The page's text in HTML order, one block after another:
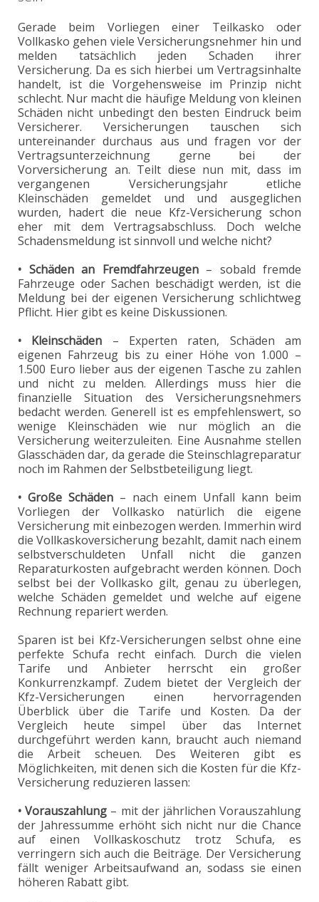
Gerade beim Vorliegen einer Teilkasko oder
Vollkasko gehen viele Versicherungsnehmer hin und
melden tatsächlich jeden Schaden ihrer
Versicherung. Da es sich hierbei um Vertragsinhalte
handelt, ist die Vorgehensweise im Prinzip nicht
schlecht. Nur macht die häufige Meldung von kleinen
Schäden nicht unbedingt den besten Eindruck beim
Versicherer. Versicherungen tauschen sich
untereinander durchaus aus und fragen vor der
Vertragsunterzeichnung gerne bei der
Vorversicherung an. Teilt diese nun mit, dass im
vergangenen Versicherungsjahr etliche
Kleinschäden gemeldet und und ausgeglichen
wurden, hadert die neue Kfz-Versicherung schon
eher mit dem Vertragsabschluss. Doch welche
Schadensmeldung ist sinnvoll und welche nicht?
• Schäden an Fremdfahrzeugen– sobald fremde
Fahrzeuge oder Sachen beschädigt werden, ist die
Meldung bei der eigenen Versicherung schlichtweg
Pflicht. Hier gibt es keine Diskussionen.
• Kleinschäden – Experten raten, Schäden am
eigenen Fahrzeug bis zu einer Höhe von 1.000 –
1.500 Euro lieber aus der eigenen Tasche zu zahlen
und nicht zu melden. Allerdings muss hier die
finanzielle Situation des Versicherungsnehmers
bedacht werden. Generell ist es empfehlenswert, so
wenige Kleinschäden wie nur möglich an die
Versicherung weiterzuleiten. Eine Ausnahme stellen
Glasschäden dar, da gerade die Steinschlagreparatur
noch im Rahmen der Selbstbeteiligung liegt.
• Große Schäden– nach einem Unfall kann beim
Vorliegen der Vollkasko natürlich die eigene
Versicherung mit einbezogen werden. Immerhin wird
die Vollkaskoversicherung bezahlt, damit nach einem
selbstverschuldeten Unfall nicht die ganzen
Reparaturkosten aufgebracht werden können. Doch
selbst bei der Vollkasko gilt, genau zu überlegen,
welche Schäden gemeldet und welche auf eigene
Rechnung repariert werden.
Sparen ist bei Kfz-Versicherungen selbst ohne eine
perfekte Schufa recht einfach. Durch die vielen
Tarife und Anbieter herrscht ein großer
Konkurrenzkampf. Zudem bietet der Vergleich der
Kfz-Versicherungen einen hervorragenden
Überblick über die Tarife und Kosten. Da der
Vergleich heute simpel über das Internet
durchgeführt werden kann, braucht auch niemand
die Arbeit scheuen. Des Weiteren gibt es
Möglichkeiten, mit denen sich die Kosten für die Kfz-
Versicherung reduzieren lassen:
• Vorauszahlung – mit der jährlichen Vorauszahlung
der Jahressumme erhöht sich nicht nur die Chance
auf einen Vollkaskoschutz trotz Schufa, es
verringern sich auch die Beiträge. Der Versicherung
fällt weniger Arbeitsaufwand an, sodass sie einen
höheren Rabatt gibt.